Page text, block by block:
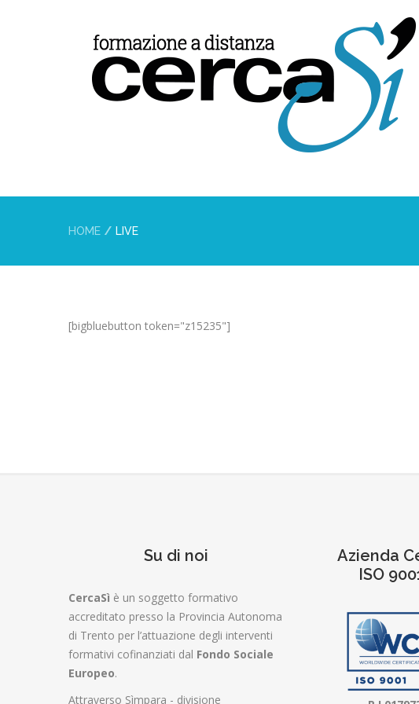
HOME LIVE
[bigbluebutton token="z15235"]
Su di noi
CercaSì è un soggetto formativo
accreditato presso la Provincia Autonoma
di Trento per l’attuazione degli interventi
formativi cofinanziati dal Fondo Sociale
Europeo.
Attraverso Sìmpara - divisione
Azienda
ISO